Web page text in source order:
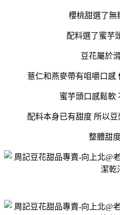
櫻桃甜選了無
配料選了蜜芋
豆花屬於
薏仁和燕麥帶有咀嚼口感
蜜芋頭口感鬆軟
配料本身已有甜度 所以
整體甜